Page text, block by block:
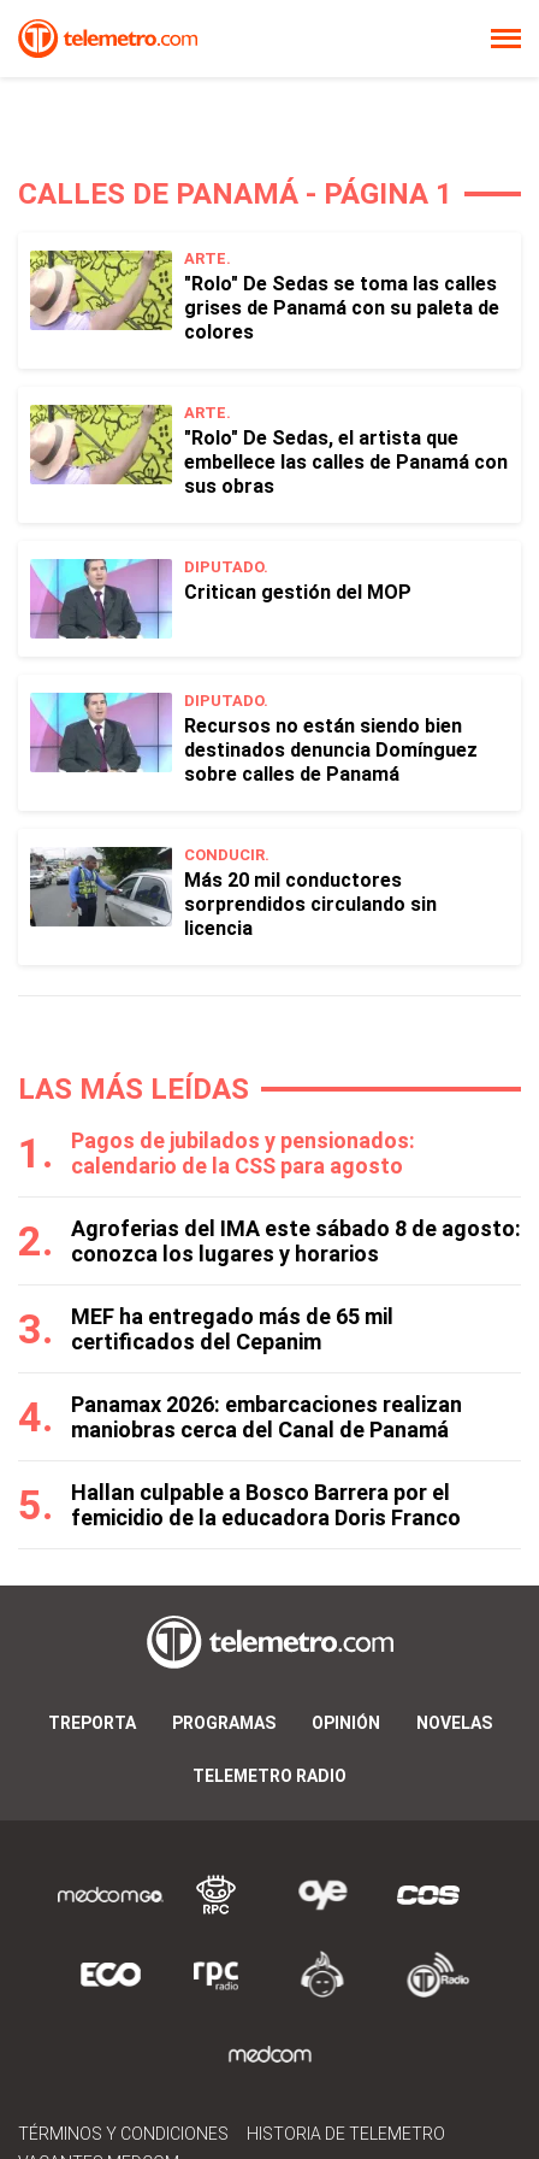
CALLES DE PANAMÁ - PÁGINA 1
ARTE.
"Rolo" De Sedas se toma las calles
grises de Panamá con su paleta de
colores
ARTE.
"Rolo" De Sedas, el artista que
embellece las calles de Panamá con
sus obras
DIPUTADO.
Critican gestión del MOP
DIPUTADO.
Recursos no están siendo bien
destinados denuncia Domínguez
sobre calles de Panamá
CONDUCIR.
Más 20 mil conductores
sorprendidos circulando sin
licencia
LAS MÁS LEÍDAS
Pagos de jubilados y pensionados:
calendario de la CSS para agosto
Agroferias del IMA este sábado 8 de agosto:
conozca los lugares y horarios
MEF ha entregado más de 65 mil
certificados del Cepanim
Panamax 2026: embarcaciones realizan
maniobras cerca del Canal de Panamá
Hallan culpable a Bosco Barrera por el
femicidio de la educadora Doris Franco
TREPORTA PROGRAMAS OPINIÓN NOVELAS
TELEMETRO RADIO
TÉRMINOS Y CONDICIONES
HISTORIA DE TELEMETRO